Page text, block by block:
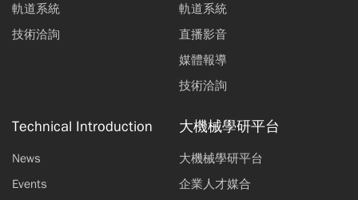
軌道系統
技術洽詢
軌道系統
直播影音
媒體報導
技術洽詢
Technical Introduction
News
Events
大機械學研平台
大機械學研平台
企業人才媒合